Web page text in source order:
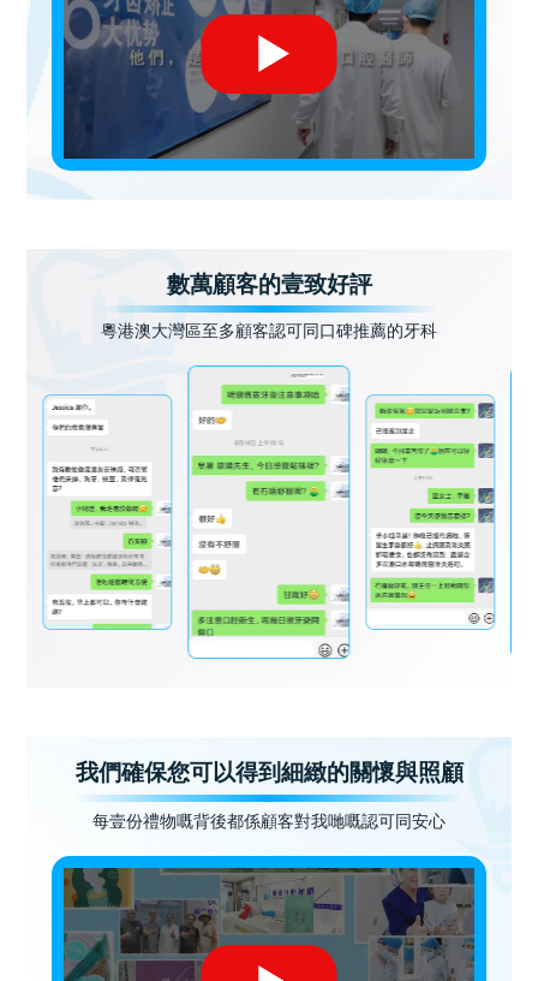
數萬顧客的壹致好評
粵港澳大灣區至多顧客認可同口碑推薦的牙科
我們確保您可以得到細緻的關懷與照顧
每壹份禮物嘅背後都係顧客對我哋嘅認可同安心